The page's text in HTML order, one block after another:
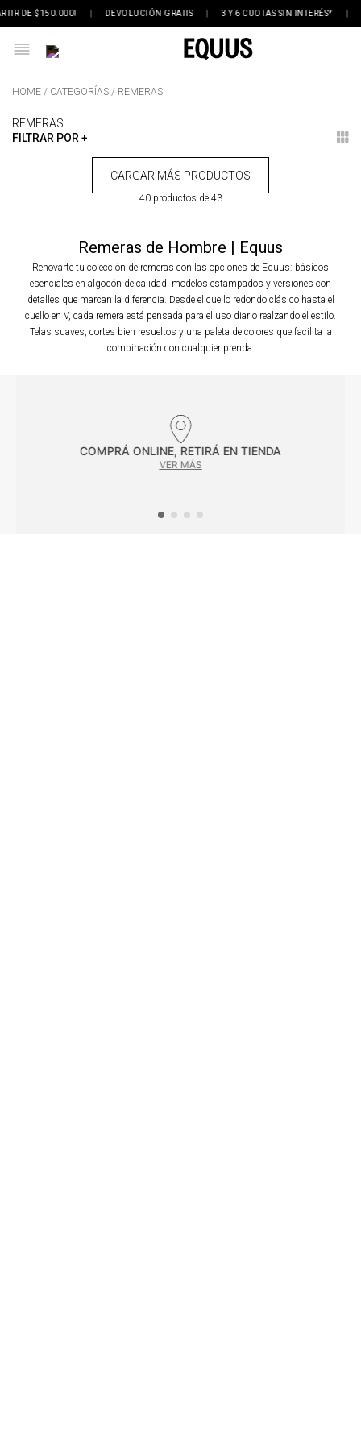
DE $150.000! DEVOLUCIÓN GRATIS 3 Y 6 CUOTAS SIN INTERÉS*
CATEGORÍAS REMERAS
REMERAS
FILTRAR POR +
40 productos de 43
Remeras de Hombre | Equus
Renovarte tu colección de remeras con las opciones de Equus: básicos
esenciales en algodón de calidad, modelos estampados y versiones con
detalles que marcan la diferencia. Desde el cuello redondo clásico hasta el
cuello en V, cada remera está pensada para el uso diario realzando el estilo.
Telas suaves, cortes bien resueltos y una paleta de colores que facilita la
combinación con cualquier prenda.
COMPRÁ ONLINE, RETIRÁ EN TIENDA
VER MÁS